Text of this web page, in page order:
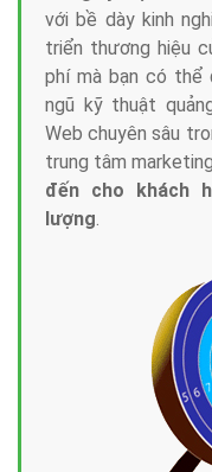
Tại sao chọn
Marketing Online?
Công ty Việt Ads
với bề dày kinh
triển thương hiệu